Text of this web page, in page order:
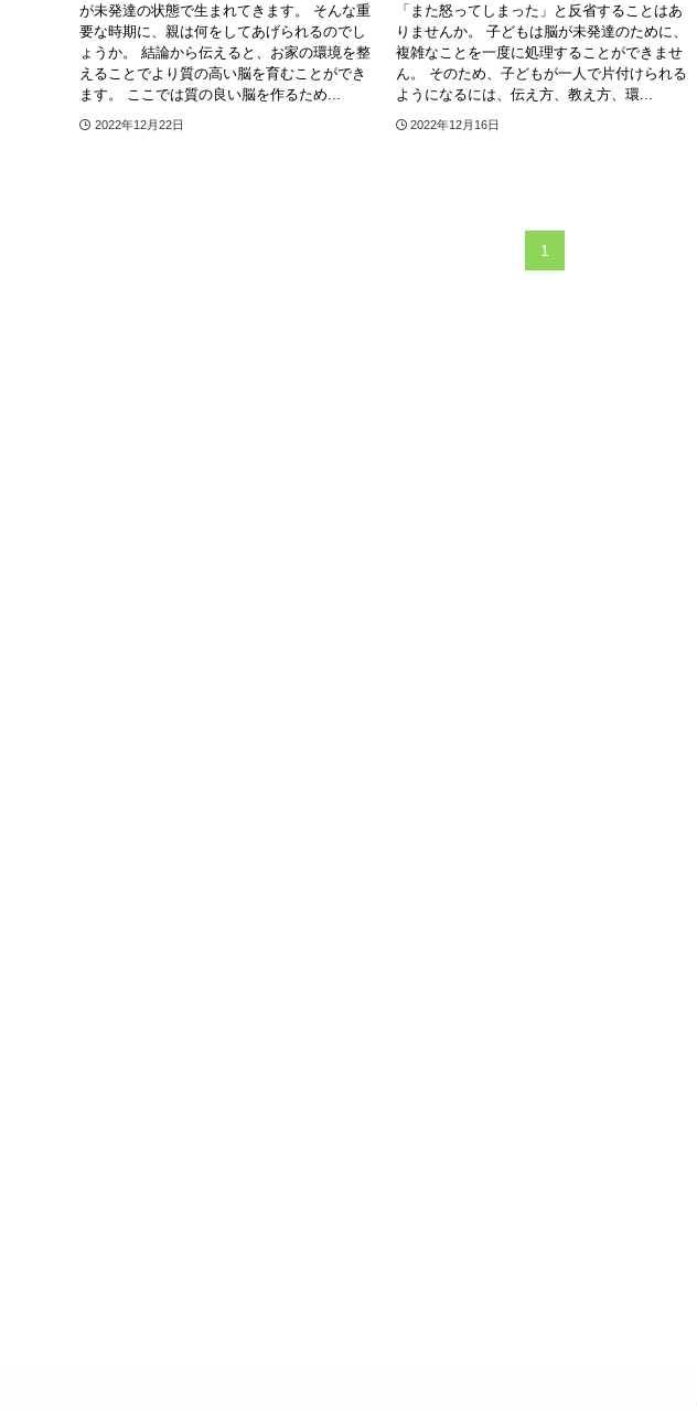
が未発達の状態で生まれてきます。 そんな重
要な時期に、親は何をしてあげられるのでし
ょうか。 結論から伝えると、お家の環境を整
えることでより質の高い脳を育むことができ
ます。 ここでは質の良い脳を作るため...
2022年12月22日
「また怒ってしまった」と反省することはあ
りませんか。 子どもは脳が未発達のために、
複雑なことを一度に処理することができませ
ん。 そのため、子どもが一人で片付けられる
ようになるには、伝え方、教え方、環...
2022年12月16日
1